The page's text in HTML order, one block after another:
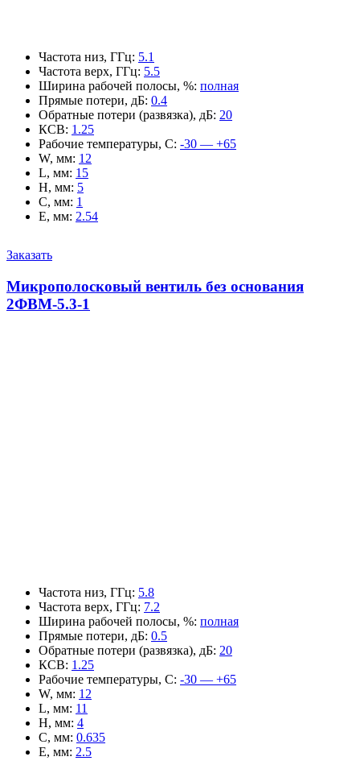
Частота низ, ГГц: 5.1
Частота верх, ГГц: 5.5
Ширина рабочей полосы, %: полная
Прямые потери, дБ: 0.4
Обратные потери (развязка), дБ: 20
КСВ: 1.25
Рабочие температуры, С: -30 — +65
W, мм: 12
L, мм: 15
H, мм: 5
C, мм: 1
E, мм: 2.54
Заказать
Микрополосковый вентиль без основания
2ФВМ-5.3-1
Частота низ, ГГц: 5.8
Частота верх, ГГц: 7.2
Ширина рабочей полосы, %: полная
Прямые потери, дБ: 0.5
Обратные потери (развязка), дБ: 20
КСВ: 1.25
Рабочие температуры, С: -30 — +65
W, мм: 12
L, мм: 11
H, мм: 4
C, мм: 0.635
E, мм: 2.5